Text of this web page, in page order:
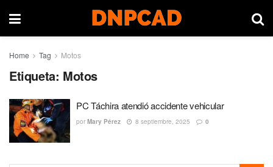
Home Tag Motos
Etiqueta: Motos
PC Táchira atendió accidente vehicular
por Mary Pérez 8 septiembre, 2025 0